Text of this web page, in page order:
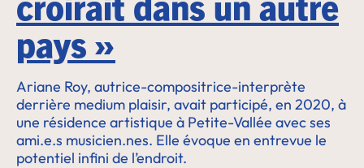
pays »
Ariane Roy, autrice-compositrice-interprète
derrière medium plaisir, avait participé, en 2020, à
une résidence artistique à Petite-Vallée avec ses
ami.e.s musicien.nes. Elle évoque en entrevue le
potentiel infini de l’endroit.